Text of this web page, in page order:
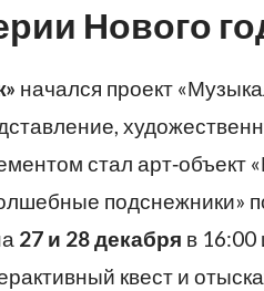
Нового
начался проект
стал арт‑объект
подснежники»
27 и 28 декабря в 16:00
квест и